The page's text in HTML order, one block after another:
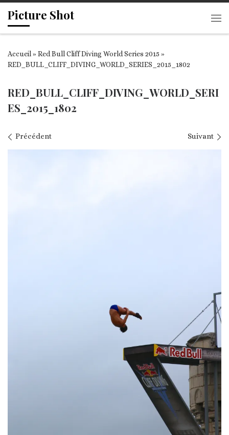
Passer au contenu
Picture Shot
Accueil» Red Bull Cliff Diving World Series 2015 »
RED_BULL_CLIFF_DIVING_WORLD_SERIES_2015_1802
RED_BULL_CLIFF_DIVING_WORLD_SERI
ES_2015_1802
Navigation des images
Précédent Suivant